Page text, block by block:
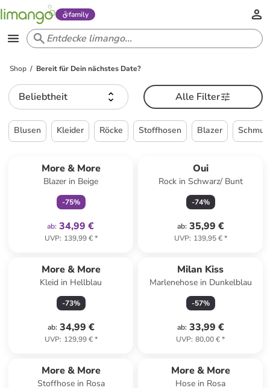
family
Shop Bereit für Dein nächstes Date?
Beliebtheit Alle Filter
Blusen Kleider Röcke Stoffhosen Blazer
More & More
Blazer in Beige
-75%
ab: 34,99 €
UVP: 139,99 €*
Oui
Rock in Schwarz/ Bunt
-74%
ab: 35,99 €
UVP: 139,95 €*
More & More
Kleid in Hellblau
-73%
ab: 34,99 €
UVP: 129,99 €*
Milan Kiss
Marlenehose in Dunkelblau
-57%
ab: 33,99 €
UVP: 80,00 €*
More & More
Stoffhose in Rosa
More & More
Hose in Rosa